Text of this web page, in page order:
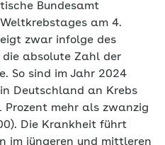
Bundesamt
am 4.
zwar infolge des
absolute Zahl der
So sind im Jahr 2024
Deutschland an Krebs
mehr als zwanzig
Die Krankheit führt
im jüngeren und mittleren